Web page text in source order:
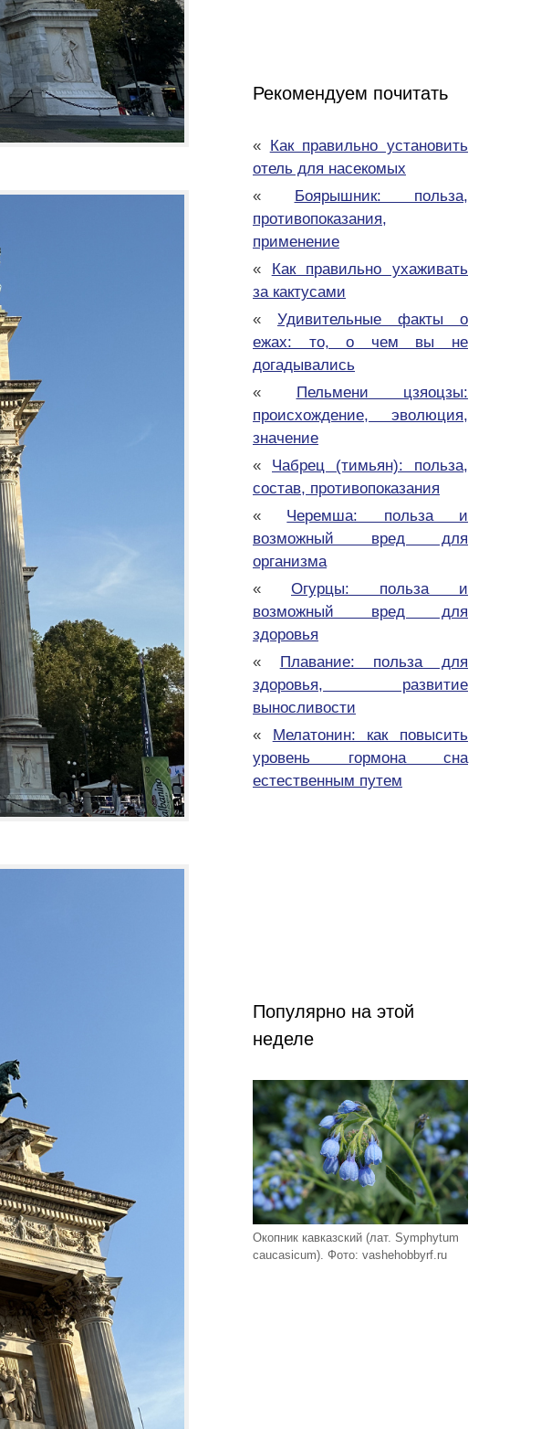
Рекомендуем почитать
«
Как правильно установить
отель для насекомых
«
Боярышник: польза,
противопоказания,
применение
«
Как правильно ухаживать
за кактусами
« Удивительные факты о
ежах: то, о чем вы не
догадывались
«
Пельмени цзяоцзы:
происхождение, эволюция,
значение
« Чабрец (тимьян): польза,
состав, противопоказания
« Черемша: польза и
возможный вред для
организма
« Огурцы: польза и
возможный вред для
здоровья
«
Плавание: польза для
здоровья, развитие
выносливости
«
Мелатонин: как повысить
уровень гормона сна
естественным путем
Популярно на этой
неделе
Окопник кавказский (лат. Symphytum
caucasicum). Фото: vashehobbyrf.ru